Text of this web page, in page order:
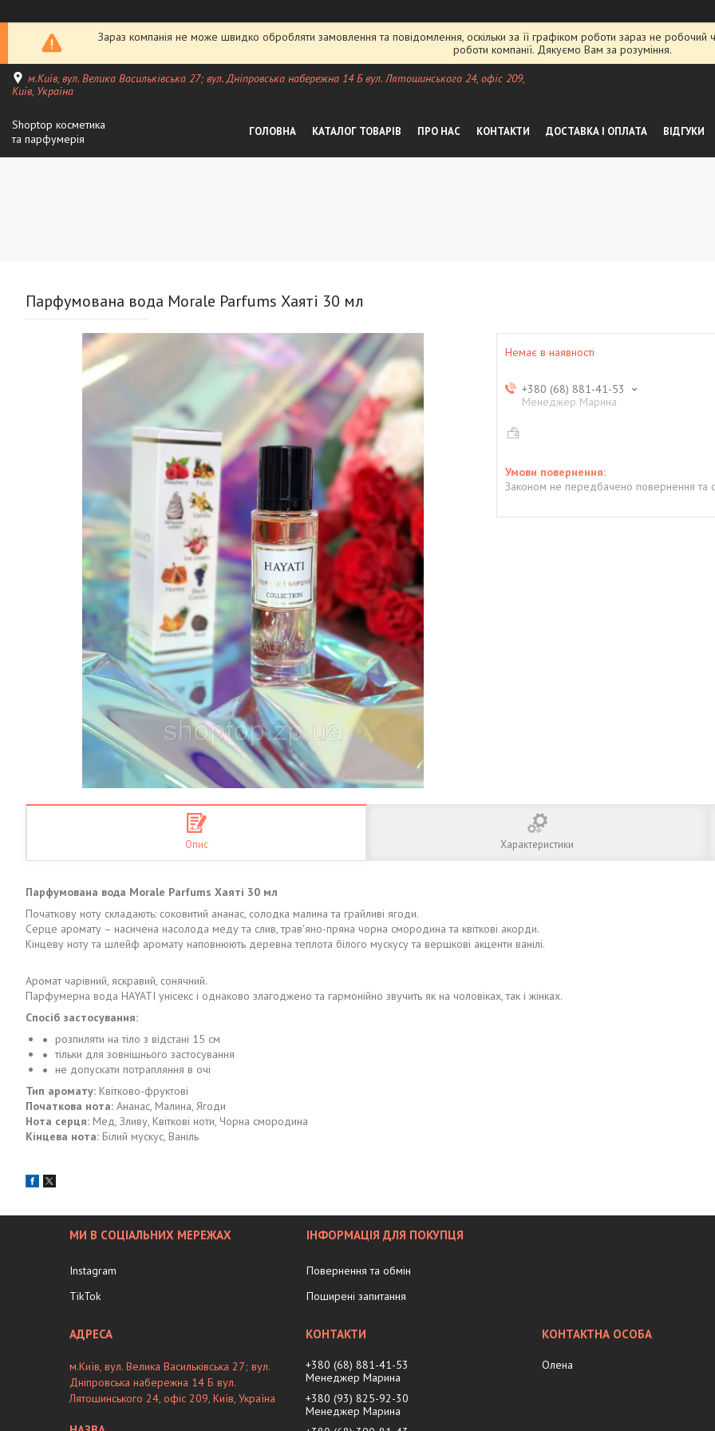
Зараз компанія не може швидко обробляти замовлення та повідомлення, оскільки за її графіком роботи зараз не
роботи компанії. Дякуємо Вам за розуміння.
м.Київ, вул. Велика Васильківська 27; вул. Дніпровська набережна 14 Б вул. Лятошинського 24, офіс 209,
Київ, Україна
Shoptop косметика
та парфумерія
ГОЛОВНА КАТАЛОГ ТОВАРІВ ПРО НАС КОНТАКТИ ДОСТАВКА І ОПЛАТА ВІДГУКИ
Парфумована вода Morale Parfums Хаяті 30 мл
Немає в наявності
+380 (68) 881-41-53
Менеджер Марина
Законом не передбачено повернення та
Опис Характеристики
Парфумована вода Morale Parfums Хаяті 30 мл
Початкову ноту складають: соковитий ананас, солодка малина та грайливі ягоди.
Серце аромату – насичена насолода меду та слив, трав'яно-пряна чорна смородина та квіткові акорди.
Кінцеву ноту та шлейф аромату наповнюють деревна теплота білого мускусу та вершкові акценти ванілі.
Аромат чарівний, яскравий, сонячний.
Парфумерна вода HAYATI унісекс і однаково злагоджено та гармонійно звучить як на чоловіках, так і жінках.
Спосіб застосування:
розпиляти на тіло з відстані 15 см
тільки для зовнішнього застосування
не допускати потрапляння в очі
Тип аромату: Квітково-фруктові
Початкова нота: Ананас, Малина, Ягоди
Нота серця: Мед, Зливу, Квіткові ноти, Чорна смородина
Кінцева нота: Білий мускус, Ваніль
МИ В СОЦІАЛЬНИХ МЕРЕЖАХ
Instagram
TikTok
ІНФОРМАЦІЯ ДЛЯ ПОКУПЦЯ
Повернення та обмін
Поширені запитання
м.Київ, вул. Велика Васильківська 27; вул.
Дніпровська набережна 14 Б вул.
Лятошинського 24, офіс 209, Київ, Україна
+380 (68) 881-41-53
Менеджер Марина
+380 (93) 825-92-30
Менеджер Марина
Олена